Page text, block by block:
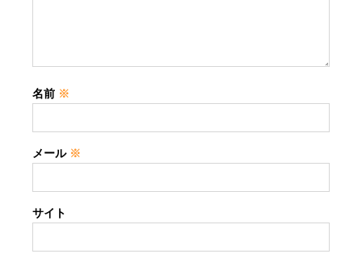
名前 ※
メール ※
サイト